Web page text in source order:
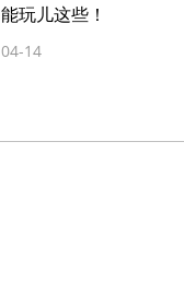
能玩儿这些！
04-14